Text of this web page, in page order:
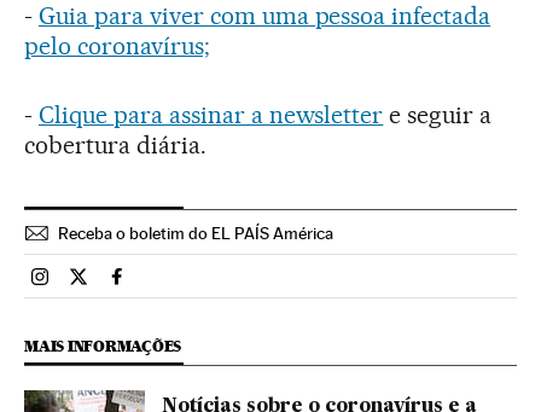
- Guia para viver com uma pessoa infectada
pelo coronavírus;
- Clique para assinar a newsletter e seguir a
cobertura diária.
Receba o boletim do EL PAÍS América
Brasil El País Brasil en Instagram
Brasil El País Brasil en Twitter
Brasil El País Brasil en Facebook
MAIS INFORMAÇÕES
Notícias sobre o coronavírus e a